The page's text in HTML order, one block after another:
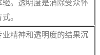
。透明度是消除受众怀
。
业精神和透明度的结果沉